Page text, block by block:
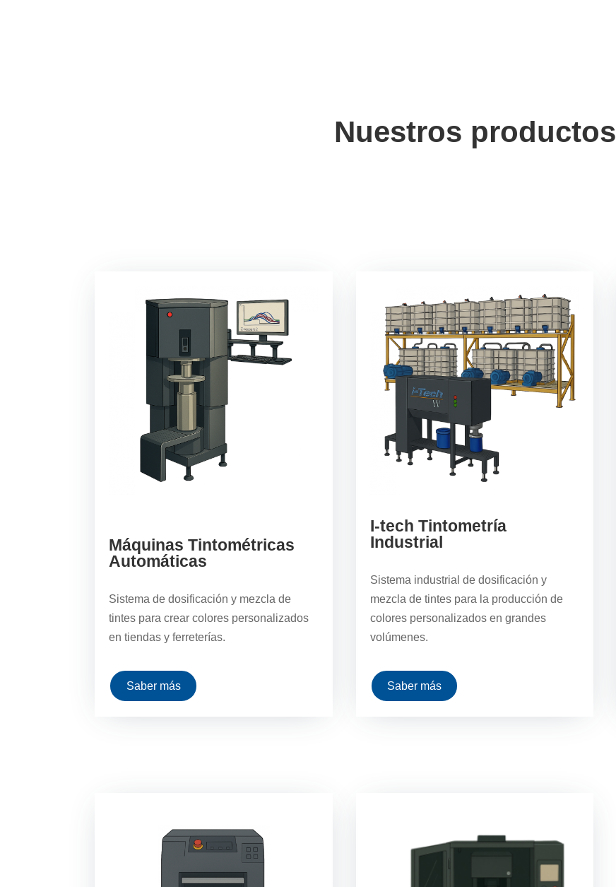
Nuestros productos
Máquinas Tintométricas
Automáticas
Sistema de dosificación y mezcla de
tintes para crear colores personalizados
en tiendas y ferreterías.
Saber más
I-tech Tintometría
Industrial
Sistema industrial de dosificación y
mezcla de tintes para la producción de
colores personalizados en grandes
volúmenes.
Saber más